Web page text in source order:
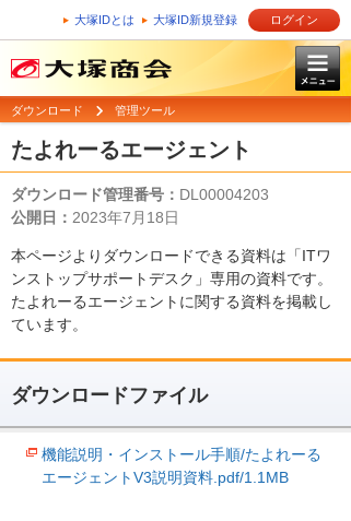
大塚IDとは 大塚ID新規登録 ログイン
ダウンロード 管理ツール
たよれーるエージェント
ダウンロード管理番号： DL00004203
公開日： 2023年7月18日
本ページよりダウンロードできる資料は「ITワ
ンストップサポートデスク」専用の資料です。
たよれーるエージェントに関する資料を掲載し
ています。
ダウンロードファイル
機能説明・インストール手順/たよれーる
エージェントV3説明資料.pdf/1.1MB